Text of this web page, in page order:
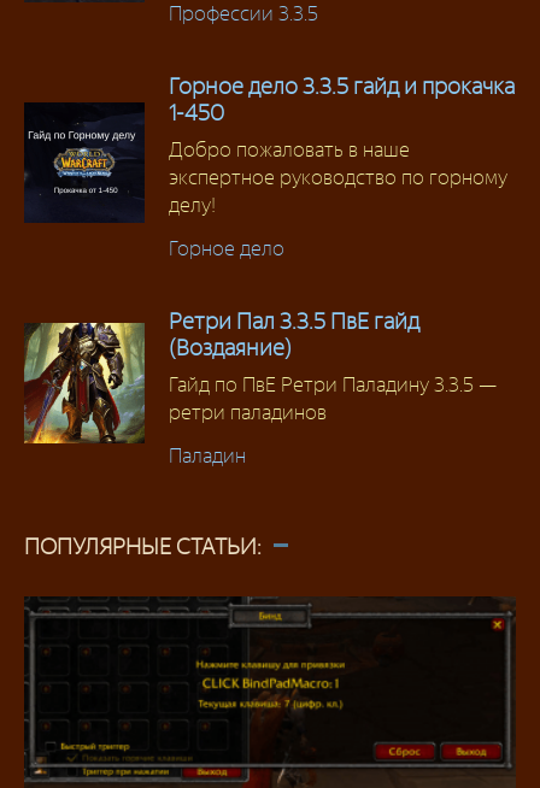
Профессии 3.3.5
Горное дело 3.3.5 гайд и прокачка
1-450
Добро пожаловать в наше
экспертное руководство по горному
делу!
Горное дело
Ретри Пал 3.3.5 ПвЕ гайд
(Воздаяние)
Гайд по ПвЕ Ретри Паладину 3.3.5 —
ретри паладинов
Паладин
ПОПУЛЯРНЫЕ СТАТЬИ: